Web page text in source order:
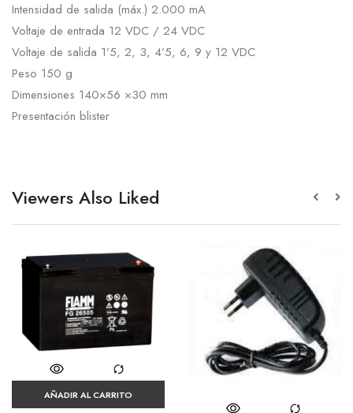
Intensidad de salida (máx.) 2.000 mA
Voltaje de entrada 12 VDC / 24 VDC
Voltaje de salida 1’5, 2, 3, 4’5, 6, 9 y 12 VDC
Peso 150 g
Dimensiones 140×56 ×30 mm
Presentación blister
Viewers Also Liked
AÑADIR AL CARRITO